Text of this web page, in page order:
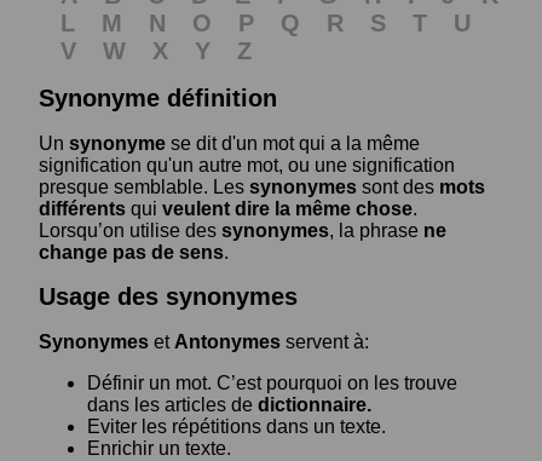
L
M N O P Q R S T
U
V
W X Y
Z
Synonyme définition
Un synonyme se dit d'un mot qui a la même
signification qu'un autre mot, ou une signification
presque semblable. Les synonymes sont des mots
différents qui veulent dire la même chose.
Lorsqu’on utilise des synonymes, la phrase ne
change pas de sens.
Usage des synonymes
Synonymes et Antonymes servent à:
Définir un mot. C’est pourquoi on les trouve
dans les articles de dictionnaire.
Eviter les répétitions dans un texte.
Enrichir un texte.